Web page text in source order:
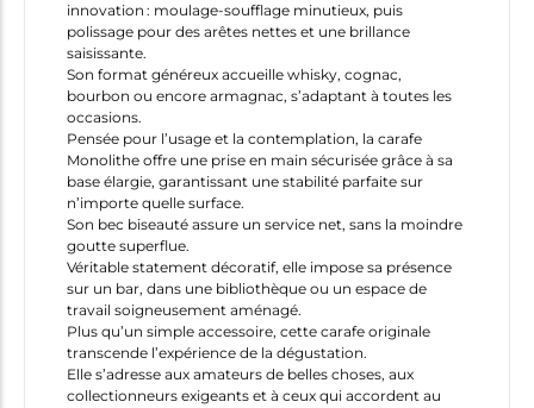
innovation : moulage-soufflage minutieux, puis
polissage pour des arêtes nettes et une brillance
saisissante.
Son format généreux accueille whisky, cognac,
bourbon ou encore armagnac, s’adaptant à toutes les
occasions.
Pensée pour l’usage et la contemplation, la carafe
Monolithe offre une prise en main sécurisée grâce à sa
base élargie, garantissant une stabilité parfaite sur
n’importe quelle surface.
Son bec biseauté assure un service net, sans la moindre
goutte superflue.
Véritable statement décoratif, elle impose sa présence
sur un bar, dans une bibliothèque ou un espace de
travail soigneusement aménagé.
Plus qu’un simple accessoire, cette carafe originale
transcende l’expérience de la dégustation.
Elle s’adresse aux amateurs de belles choses, aux
collectionneurs exigeants et à ceux qui accordent au